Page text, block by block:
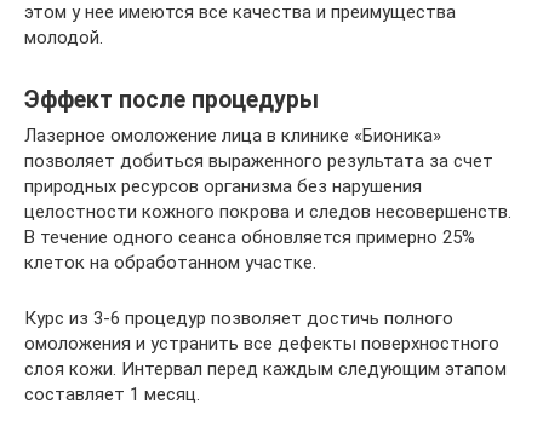
этом у нее имеются все качества и преимущества
молодой.
Эффект после процедуры
Лазерное омоложение лица в клинике «Бионика»
позволяет добиться выраженного результата за счет
природных ресурсов организма без нарушения
целостности кожного покрова и следов несовершенств.
В течение одного сеанса обновляется примерно 25%
клеток на обработанном участке.
Курс из 3-6 процедур позволяет достичь полного
омоложения и устранить все дефекты поверхностного
слоя кожи. Интервал перед каждым следующим этапом
составляет 1 месяц.